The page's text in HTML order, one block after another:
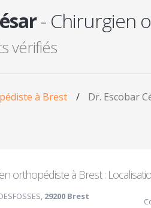
- Chirurgien
vérifiés
à Brest / Dr. Escobar
orthopédiste à Brest :
29200 Brest